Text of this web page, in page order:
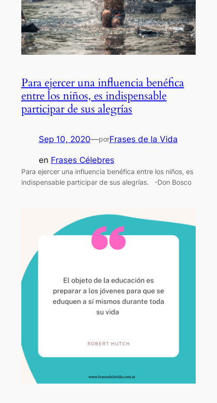
Para ejercer una influencia benéfica
entre los niños, es indispensable
participar de sus alegrías
Sep 10, 2020—porFrases de la Vida
en Frases Célebres
Para ejercer una influencia benéfica entre los niños, es
indispensable participar de sus alegrías. -Don Bosco